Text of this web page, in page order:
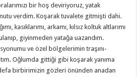
bir hoş deviriyoruz, yatak
verdim. Koşarak tuvalete gitmişti dahi.
kasıklarımı, arkamı, kılsız koltuk altlarımı
giyinmeden yatağa uazandım.
ve özel bölgelerimin traşını-
Oğlumda gittiği gibi koşarak yanıma
birbirimizin gözleri önünden anadan